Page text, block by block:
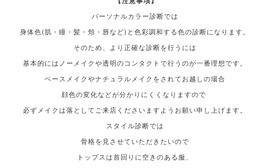
パーソナルカラー診断では
身体色(肌・瞳・髪・頬・唇など)と色彩調和する色の診断になります。
そのため、より正確な診断を行うには
基本的にはノーメイクや透明のコンタクトで行うのが一番理想です。
ベースメイクやナチュラルメイクをされてお越しの場合
顔色の変化などが分かりにくくなりますので
必ずメイクは落としてご来店くださいますようお願い申し上げます。
スタイル診断では
骨格を見させていただきたいので
トップスは首回りに空きのある服、